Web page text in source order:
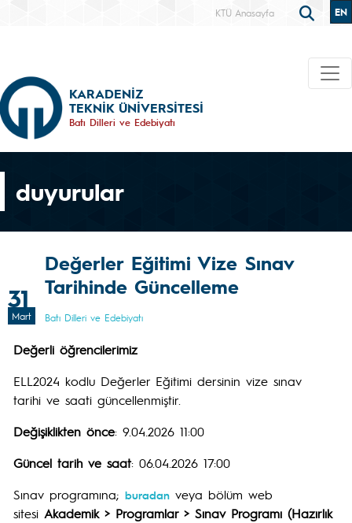
KTÜ Anasayfa EN
KARADENİZ
TEKNİK ÜNİVERSİTESİ
Batı Dilleri ve Edebiyatı
duyurular
31
Mart
Değerler Eğitimi Vize Sınav
Tarihinde Güncelleme
Batı Dilleri ve Edebiyatı
Değerli öğrencilerimiz
ELL2024 kodlu Değerler Eğitimi dersinin vize sınav
tarihi ve saati güncellenmiştir.
Değişiklikten önce: 9.04.2026 11:00
Güncel tarih ve saat: 06.04.2026 17:00
Sınav programına; buradan veya bölüm web
sitesi Akademik > Programlar > Sınav Programı (Hazırlık